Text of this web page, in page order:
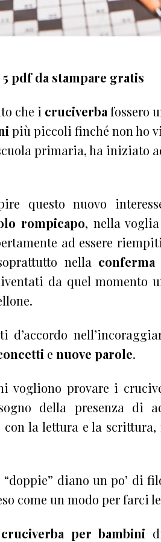
pdf da stampare gratis
che i cruciverba fossero
più piccoli finché non ho
primaria, ha iniziato
questo nuovo
rompicapo, nella
ad essere
nella
da quel momento
e nuove parole.
vogliono provare i
della presenza di
con la lettura e la
diano un po’ di
come un modo per farci
per bambini